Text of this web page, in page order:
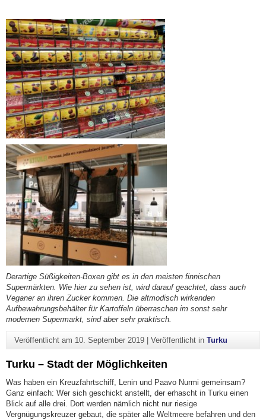
Derartige Süßigkeiten-Boxen gibt es in den meisten finnischen
Supermärkten. Wie hier zu sehen ist, wird darauf geachtet, dass auch
Veganer an ihren Zucker kommen. Die altmodisch wirkenden
Aufbewahrungsbehälter für Kartoffeln überraschen im sonst sehr
modernen Supermarkt, sind aber sehr praktisch.
Veröffentlicht am 10. September 2019| Veröffentlicht in Turku
Turku – Stadt der Möglichkeiten
Was haben ein Kreuzfahrtschiff, Lenin und Paavo Nurmi gemeinsam?
Ganz einfach: Wer sich geschickt anstellt, der erhascht in Turku einen
Blick auf alle drei. Dort werden nämlich nicht nur riesige
Vergnügungskreuzer gebaut, die später alle Weltmeere befahren und den